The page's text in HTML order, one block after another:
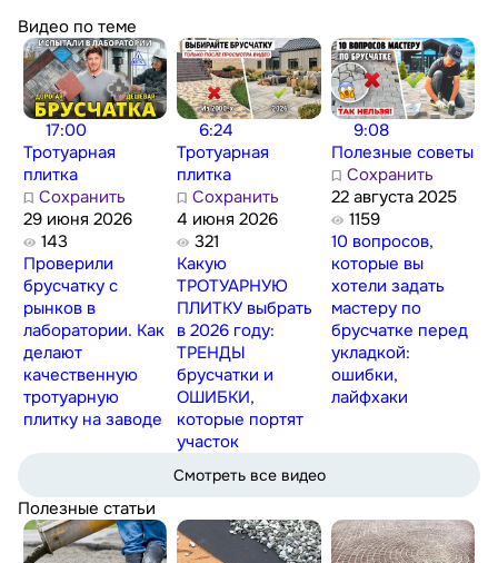
Видео по теме
17:00
Тротуарная
плитка
Сохранить
29 июня 2026
143
Проверили
брусчатку с
рынков в
лаборатории. Как
делают
качественную
тротуарную
плитку на заводе
6:24
Тротуарная
плитка
Сохранить
4 июня 2026
321
Какую
ТРОТУАРНУЮ
ПЛИТКУ выбрать
в 2026 году:
ТРЕНДЫ
брусчатки и
ОШИБКИ,
которые портят
участок
9:08
Полезные советы
Сохранить
22 августа 2025
1159
10 вопросов,
которые вы
хотели задать
мастеру по
брусчатке перед
укладкой:
ошибки,
лайфхаки
Смотреть все видео
Полезные статьи